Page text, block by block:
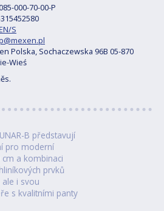
000-70-00-P
S
Polska, Sochaczewska 96B 05-870
Wieś
B představují
pro moderní
cm a kombinaci
prvků
i svou
s kvalitními panty